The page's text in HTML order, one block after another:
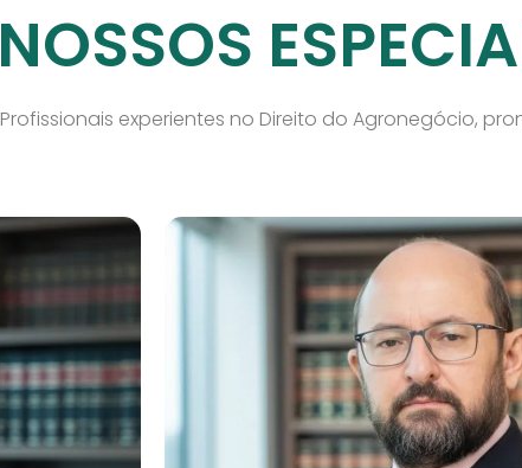
NOSSOS
Profissionais experientes no Direito do Agronegócio,